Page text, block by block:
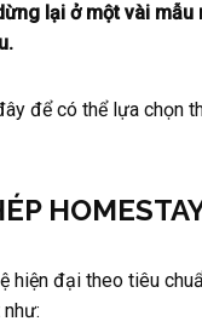
lại ở một vài
để có thể lựa chọn
hiện đại theo tiêu